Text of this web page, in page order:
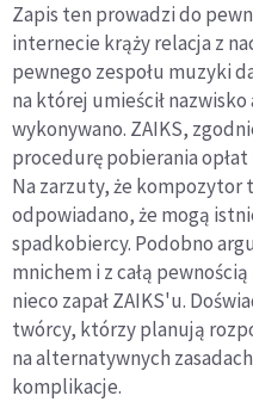
Zapis ten prowadzi do
internecie krąży relacja z
pewnego zespołu muzyki
na której umieścił
wykonywano. ZAIKS,
procedurę pobierania
Na zarzuty, że kompozytor
odpowiadano, że mogą
spadkobiercy. Podobno
mnichem i z całą
nieco zapał ZAIKS'u.
twórcy, którzy planują
na alternatywnych
komplikacje.